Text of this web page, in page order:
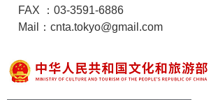
FAX ：03-3591-6886
Mail：cnta.tokyo@gmail.com